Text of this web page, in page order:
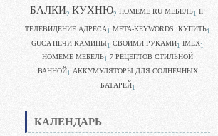
БАЛКИ2 КУХНЮ2 HOMEME RU МЕБЕЛЬ1 IP
ТЕЛЕВИДЕНИЕ АДРЕСА 1 META-KEYWORDS: КУПИТЬ1
GUCA ПЕЧИ КАМИНЫ1 CВОИМИ РУКАМИ1 IMEX1
HOMEME МЕБЕЛЬ1 7 РЕЦЕПТОВ СТИЛЬНОЙ
ВАННОЙ1 АККУМУЛЯТОРЫ ДЛЯ СОЛНЕЧНЫХ
БАТАРЕЙ1
КАЛЕНДАРЬ